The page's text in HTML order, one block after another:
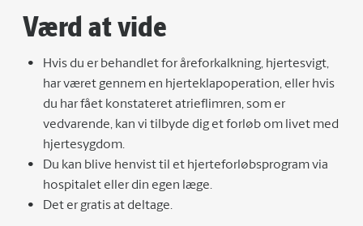
Værd at vide
Hvis du er behandlet for åreforkalkning, hjertesvigt,
har været gennem en hjerteklapoperation, eller hvis
du har fået konstateret atrieflimren, som er
vedvarende, kan vi tilbyde dig et forløb om livet med
hjertesygdom.
Du kan blive henvist til et hjerteforløbsprogram via
hospitalet eller din egen læge.
Det er gratis at deltage.